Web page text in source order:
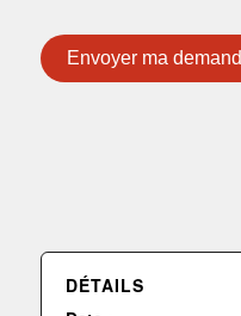
DÉTAILS